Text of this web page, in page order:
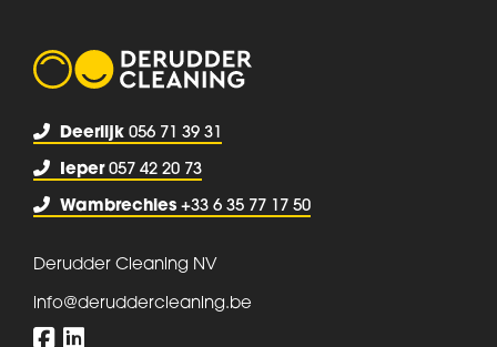
Deerlijk 056 71 39 31
Ieper057 42 20 73
Wambrechies +33 6 35 77 17 50
Derudder Cleaning NV
info@deruddercleaning.be